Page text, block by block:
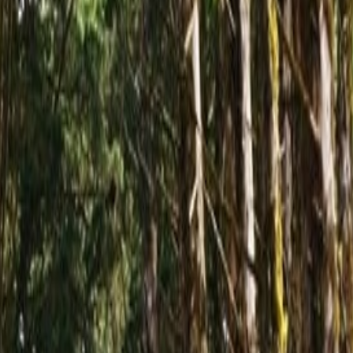
la molestia de vecinos